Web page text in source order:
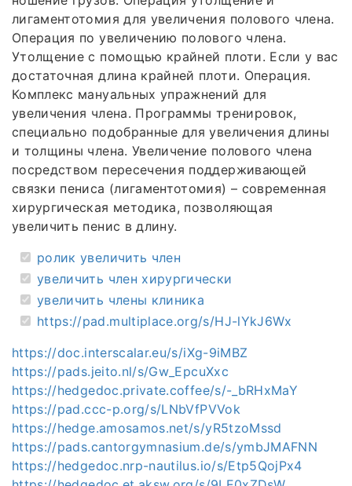
лигаментотомия для увеличения полового члена.
Операция по увеличению полового члена.
Утолщение с помощью крайней плоти. Если у вас
достаточная длина крайней плоти. Операция.
Комплекс мануальных упражнений для
увеличения члена. Программы тренировок,
специально подобранные для увеличения длины
и толщины члена. Увеличение полового члена
посредством пересечения поддерживающей
связки пениса (лигаментотомия) – современная
хирургическая методика, позволяющая
увеличить пенис в длину.
ролик увеличить член
увеличить член хирургически
увеличить члены клиника
https://pad.multiplace.org/s/HJ-lYkJ6Wx
https://doc.interscalar.eu/s/iXg-9iMBZ
https://pads.jeito.nl/s/Gw_EpcuXxc
https://hedgedoc.private.coffee/s/-_bRHxMaY
https://pad.ccc-p.org/s/LNbVfPVVok
https://hedge.amosamos.net/s/yR5tzoMssd
https://pads.cantorgymnasium.de/s/ymbJMAFNN
https://hedgedoc.nrp-nautilus.io/s/Etp5QojPx4